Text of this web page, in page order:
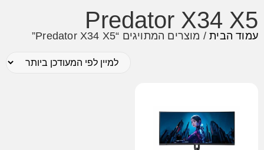
Predator X34 X5
עמוד הבית/ מוצרים המתויגים “Predator X34 X5”